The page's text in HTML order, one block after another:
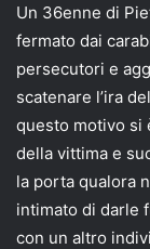
Un 36enne di
fermato dai
persecutori e
scatenare l’ira
questo motivo si
della vittima e
la porta qualora
intimato di darle
con un altro